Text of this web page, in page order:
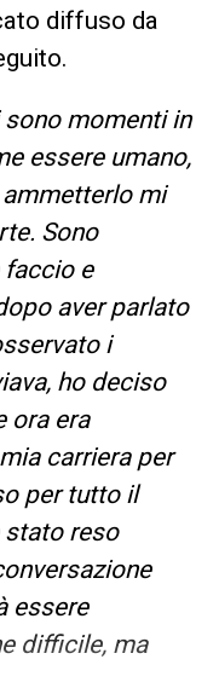
diffuso da
momenti in
essere umano,
mi
Sono
e
aver parlato
i
ho deciso
ora era
carriera per
per tutto il
stato reso
essere
difficile, ma